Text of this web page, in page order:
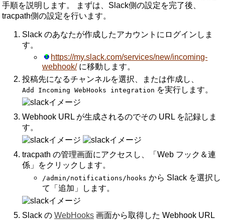
手順を説明します。
まずは、Slack側の設定を完了後、
tracpath側の設定を行います。
Slack のあなたが作成したアカウントにログインしま
す。
https://my.slack.com/services/new/incoming-
webhook/に移動します。
投稿先になるチャンネルを選択、または作成し、
Add Incoming WebHooks integration を実行します。
Webhook URL が生成されるのでその URL を記録しま
す。
tracpath の管理画面にアクセスし、「Web フック＆連
係」をクリックします。
/admin/notifications/hooks から Slack を選択し
て「追加」します。
Slack の WebHooks 画面から取得した Webhook URL